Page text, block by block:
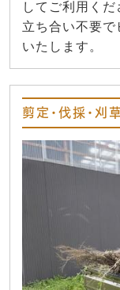
してご利用く
立ち合い不要で
いたします。
剪定・伐採・刈